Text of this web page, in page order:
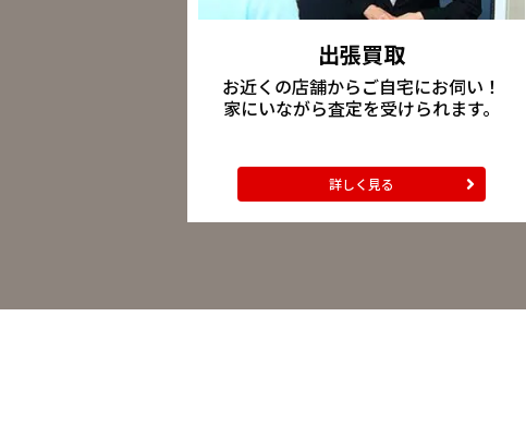
出張買取
お近くの店舗からご自宅にお伺い！
家にいながら査定を受けられます。
詳しく見る